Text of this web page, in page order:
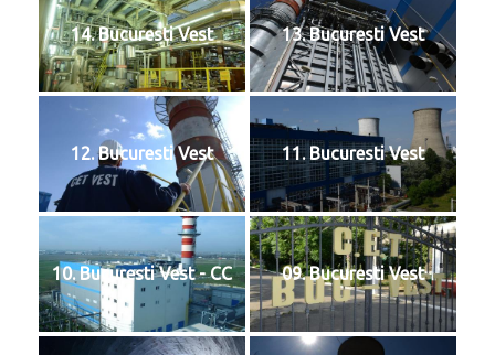
14. Bucuresti Vest 13. Bucuresti Vest
12. Bucuresti Vest 11. Bucuresti Vest
10. Bucuresti Vest - CC 09. Bucuresti Vest